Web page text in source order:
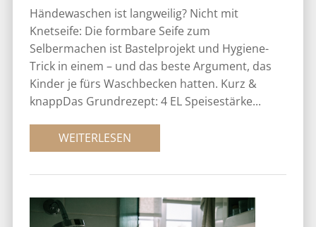
Händewaschen ist langweilig? Nicht mit
Knetseife: Die formbare Seife zum
Selbermachen ist Bastelprojekt und Hygiene-
Trick in einem – und das beste Argument, das
Kinder je fürs Waschbecken hatten. Kurz &
knappDas Grundrezept: 4 EL Speisestärke...
WEITERLESEN